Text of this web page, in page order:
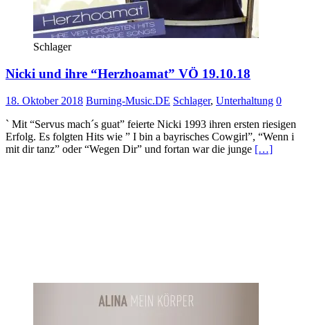
Schlager
Nicki und ihre “Herzhoamat” VÖ 19.10.18
18. Oktober 2018 Burning-Music.DE Schlager, Unterhaltung 0
` Mit “Servus mach´s guat” feierte Nicki 1993 ihren ersten riesigen
Erfolg. Es folgten Hits wie ” I bin a bayrisches Cowgirl”, “Wenn i
mit dir tanz” oder “Wegen Dir” und fortan war die junge […]